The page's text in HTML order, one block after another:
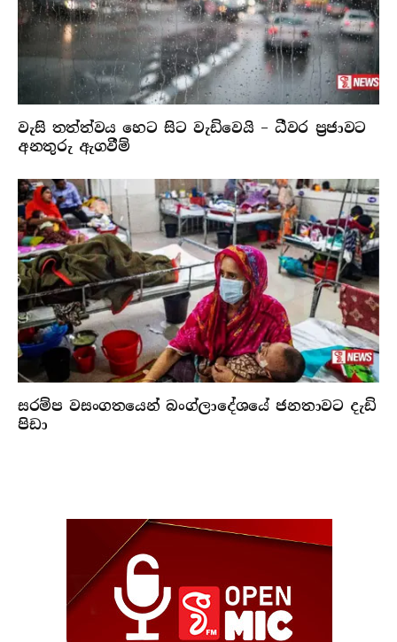
වැසි තත්ත්වය හෙට සිට වැඩිවෙයි – ධීවර ප්‍රජාවට
අනතුරු ඇගවීම්
සරම්ප වසංගතයෙන් බංග්ලාදේශයේ ජනතාවට දැඩි
පිඩා